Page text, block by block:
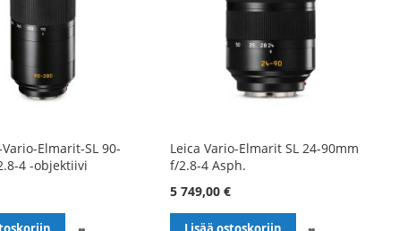
Vario-Elmarit-SL 90-
4 -objektiivi
Leica Vario-Elmarit SL 24-90mm
f/2.8-4 Asph.
5 749,00 €